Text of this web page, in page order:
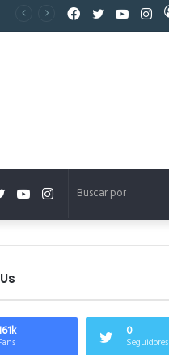
Twitter
Facebook
Instagram
YouTube
Twitter
0
Seguidores